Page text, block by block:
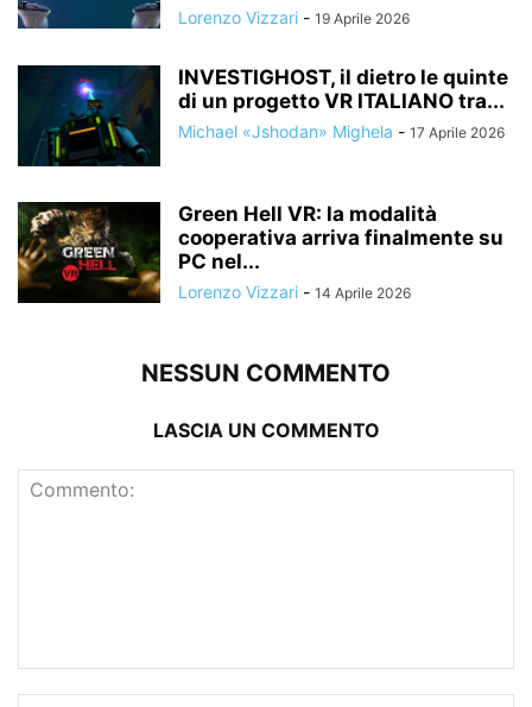
Lorenzo Vizzari - 19 Aprile 2026
INVESTIGHOST, il dietro le quinte
di un progetto VR ITALIANO tra...
Michael «Jshodan» Mighela - 17 Aprile 2026
Green Hell VR: la modalità
cooperativa arriva finalmente su
PC nel...
Lorenzo Vizzari - 14 Aprile 2026
NESSUN COMMENTO
LASCIA UN COMMENTO